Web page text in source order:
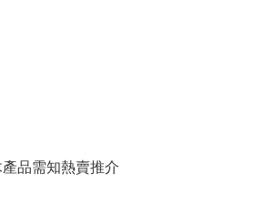
品需知熱賣推介